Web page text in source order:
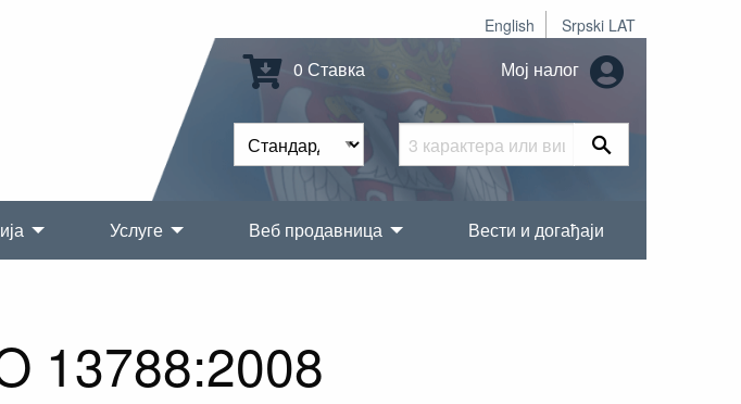
English Srpski LAT
0 Ставка Мој налог
Услуге Веб продавница Вести и догађаји
13788:2008